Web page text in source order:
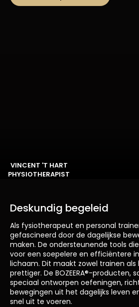
VINCENT 'T HART
PHYSIOTHERAPIST
Deskundig begeleid
Als fysiotherapeut en personal
gefascineerd door de dagelijkse
maken. De ondersteunende tools
voor een soepelere en efficiëntere
lichaam. Dit maakt zowel trainen als
prettiger. De BOZEERA®-producten,
speciaal ontworpen oefeningen,
bewegingen uit het dagelijks leven
snel uit te voeren.